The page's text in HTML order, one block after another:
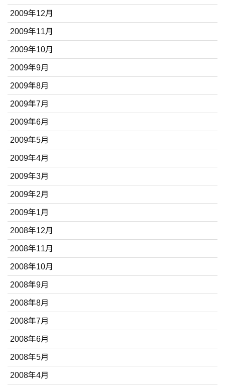
2009年12月
2009年11月
2009年10月
2009年9月
2009年8月
2009年7月
2009年6月
2009年5月
2009年4月
2009年3月
2009年2月
2009年1月
2008年12月
2008年11月
2008年10月
2008年9月
2008年8月
2008年7月
2008年6月
2008年5月
2008年4月